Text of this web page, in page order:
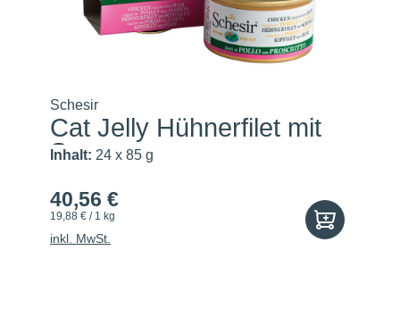
Schesir
Cat Jelly Hühnerfilet mit
S...
Inhalt: 24 x 85 g
40,56 €
19,88 € / 1 kg
inkl. MwSt.